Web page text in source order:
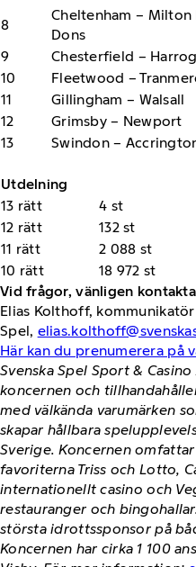
8
Cheltenham – Milton
Dons
9
Chesterfield –
10
Fleetwood –
11
Gillingham – Walsall
12
Grimsby – Newport
13
Swindon –
Utdelning
13 rätt
4 st
12 rätt
132 st
11 rätt
2 088 st
10 rätt
18 972 st
Vid frågor, vänligen
Elias Kolthoff, kommunikatör
Spel,
Här kan du prenumerera på
Svenska Spel Sport &
koncernen och
med välkända varumärken
skapar hållbara
Sverige. Koncernen
favoriterna Triss och Lotto,
internationellt casino och
restauranger och
största idrottssponsor på
Koncernen har cirka 1 100